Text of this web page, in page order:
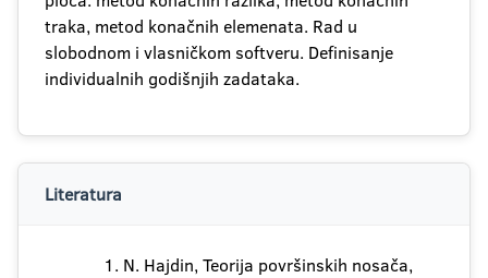
traka, metod konačnih elemenata. Rad u
slobodnom i vlasničkom softveru. Definisanje
individualnih godišnjih zadataka.
Literatura
N. Hajdin, Teorija površinskih nosača,